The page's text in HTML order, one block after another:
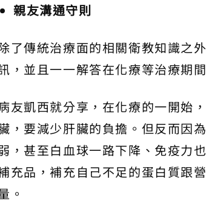
親友溝通守則
了傳統治療面的相關衛教知識之
，並且一一解答在化療等治療期
友凱西就分享，在化療的一開始
，要減少肝臟的負擔。但反而因
，甚至白血球一路下降、免疫力
充品，補充自己不足的蛋白質跟
。